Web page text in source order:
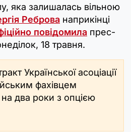
яка залишалась вільною
Реброва наприкінці
повідомила прес-
18 травня.
Української асоціації
фахівцем
два роки з опцією